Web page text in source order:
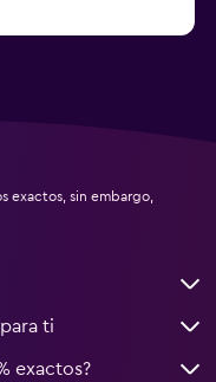
exactos, sin embargo,
ti
exactos?